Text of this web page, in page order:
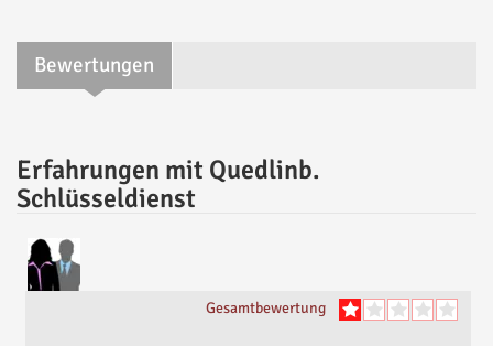
Bewertungen
Erfahrungen mit Quedlinb.
Schlüsseldienst
Gesamtbewertung